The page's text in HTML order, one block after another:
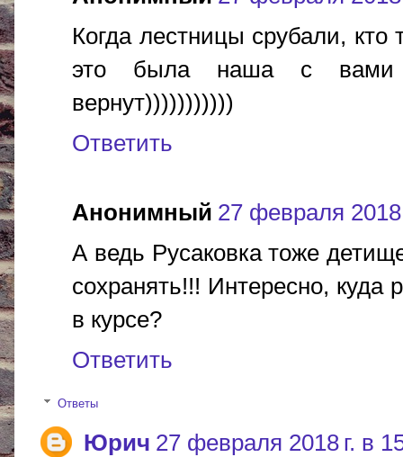
Когда лестницы срубали,
это была наша с вами
вернут)))))))))))
Ответить
Анонимный 27 февраля 2018
А ведь Русаковка тоже
сохранять!!! Интересно, куда
в курсе?
Ответить
Ответы
Юрич 27 февраля 2018 г. в